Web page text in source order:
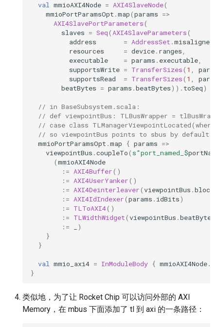
val mmioAXI4Node = AXI4SlaveNode(
mmioPortParamsOpt .map(params =>
AXI4SlavePortParameters(
slaves = Seq(AXI4SlaveParameters(
address
= AddressSet .misaligned
resources
= device. ranges,
executable
= params . executable,
supportsWrite = TransferSizes( 1 ,
supportsRead
= TransferSizes( 1 ,
beatBytes = params .beatBytes)). toSeq)
// in BaseSubsystem.scala:
// def viewpointBus: TLBusWrapper =
// case class
// so viewpointBus points to sbus by default
mmioPortParamsOpt .map { params =>
viewpointBus .coupleTo( s"port_named_ $
(mmioAXI4Node
:= AXI4Buffer()
:= AXI4UserYanker()
:= AXI4Deinterleaver(viewpointBus .
:= AXI4IdIndexer(params . idBits)
:= TLToAXI4()
:= TLWidthWidget(viewpointBus .beatBytes
:=
)
}
}
val mmio_axi4 = InModuleBody { mmioAXI4Node.
}
类似地，为了让 Rocket Chip 可以访问外部的 AXI
Memory，在 mbus 下面添加了 tl 到 axi 的一条路径：